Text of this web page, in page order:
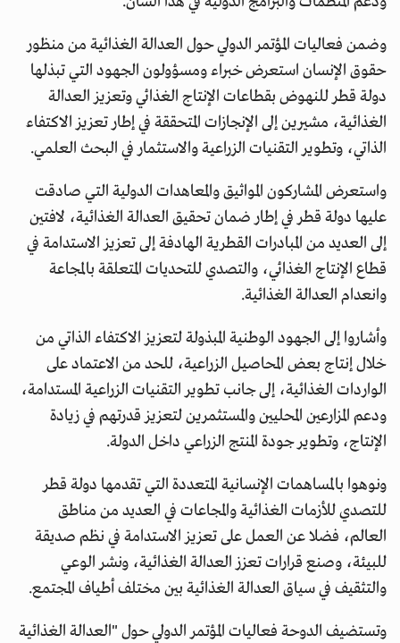
وضمن فعاليات المؤتمر الدولي حول العدالة الغذائية من منظور
حقوق الإنسان استعرض خبراء ومسؤولون الجهود التي تبذلها
دولة قطر للنهوض بقطاعات الإنتاج الغذائي وتعزيز العدالة
الغذائية، مشيرين إلى الإنجازات المتحققة في إطار تعزيز الاكتفاء
الذاتي، وتطوير التقنيات الزراعية والاستثمار في البحث العلمي.
واستعرض المشاركون المواثيق والمعاهدات الدولية التي صادقت
عليها دولة قطر في إطار ضمان تحقيق العدالة الغذائية، لافتين
إلى العديد من المبادرات القطرية الهادفة إلى تعزيز الاستدامة في
قطاع الإنتاج الغذائي، والتصدي للتحديات المتعلقة بالمجاعة
وانعدام العدالة الغذائية.
وأشاروا إلى الجهود الوطنية المبذولة لتعزيز الاكتفاء الذاتي من
خلال إنتاج بعض المحاصيل الزراعية، للحد من الاعتماد على
الواردات الغذائية، إلى جانب تطوير التقنيات الزراعية المستدامة،
ودعم المزارعين المحليين والمستثمرين لتعزيز قدرتهم في زيادة
الإنتاج، وتطوير جودة المنتج الزراعي داخل الدولة.
ونوهوا بالمساهمات الإنسانية المتعددة التي تقدمها دولة قطر
للتصدي للأزمات الغذائية والمجاعات في العديد من مناطق
العالم، فضلا عن العمل على تعزيز الاستدامة في نظم صديقة
للبيئة، وصنع قرارات تعزز العدالة الغذائية، ونشر الوعي
والتثقيف في سياق العدالة الغذائية بين مختلف أطياف المجتمع.
وتستضيف الدوحة فعاليات المؤتمر الدولي حول "العدالة الغذائية